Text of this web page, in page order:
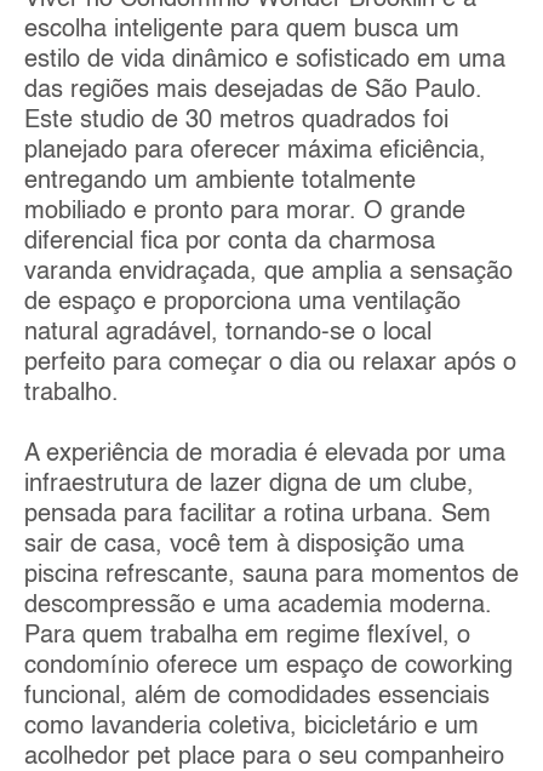
escolha inteligente para quem busca um
estilo de vida dinâmico e sofisticado em uma
das regiões mais desejadas de São Paulo.
Este studio de 30 metros quadrados foi
planejado para oferecer máxima eficiência,
entregando um ambiente totalmente
mobiliado e pronto para morar. O grande
diferencial fica por conta da charmosa
varanda envidraçada, que amplia a sensação
de espaço e proporciona uma ventilação
natural agradável, tornando-se o local
perfeito para começar o dia ou relaxar após o
trabalho.
A experiência de moradia é elevada por uma
infraestrutura de lazer digna de um clube,
pensada para facilitar a rotina urbana. Sem
sair de casa, você tem à disposição uma
piscina refrescante, sauna para momentos de
descompressão e uma academia moderna.
Para quem trabalha em regime flexível, o
condomínio oferece um espaço de coworking
funcional, além de comodidades essenciais
como lavanderia coletiva, bicicletário e um
acolhedor pet place para o seu companheiro